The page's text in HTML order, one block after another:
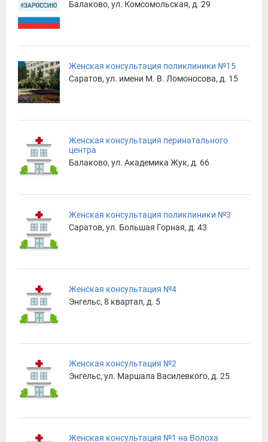
Балаково, ул. Комсомольская, д. 29
Женская консультация поликлиники №15
Саратов, ул. имени М. В. Ломоносова, д. 15
Женская консультация перинатального
центра
Балаково, ул. Академика Жук, д. 66
Женская консультация поликлиники №3
Саратов, ул. Большая Горная, д. 43
Женская консультация №4
Энгельс, 8 квартал, д. 5
Женская консультация №2
Энгельс, ул. Маршала Василевкого, д. 25
Женская консультация №1 на Волоха